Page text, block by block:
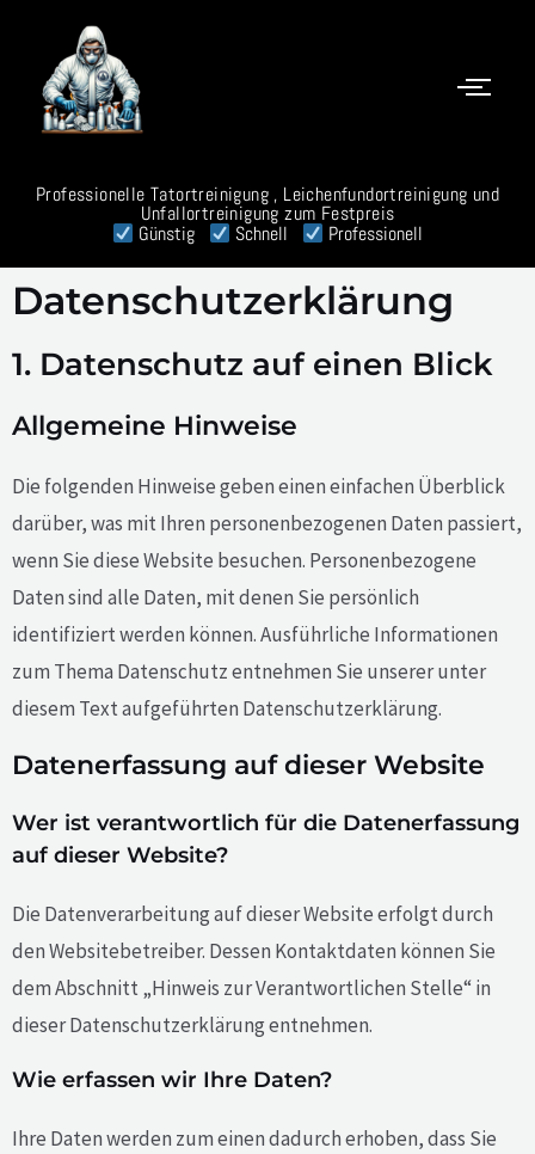
content
Professionelle Tatortreinigung , Leichenfundortreinigung und
Unfallortreinigung zum Festpreis
Günstig
Schnell Professionell
Datenschutz­erklärung
1. Datenschutz auf einen Blick
Allgemeine Hinweise
Die folgenden Hinweise geben einen einfachen Überblick
darüber, was mit Ihren personenbezogenen Daten passiert,
wenn Sie diese Website besuchen. Personenbezogene
Daten sind alle Daten, mit denen Sie persönlich
identifiziert werden können. Ausführliche Informationen
zum Thema Datenschutz entnehmen Sie unserer unter
diesem Text aufgeführten Datenschutzerklärung.
Datenerfassung auf dieser Website
Wer ist verantwortlich für die Datenerfassung
auf dieser Website?
Die Datenverarbeitung auf dieser Website erfolgt durch
den Websitebetreiber. Dessen Kontaktdaten können Sie
dem Abschnitt „Hinweis zur Verantwortlichen Stelle“ in
dieser Datenschutzerklärung entnehmen.
Wie erfassen wir Ihre Daten?
Ihre Daten werden zum einen dadurch erhoben, dass Sie